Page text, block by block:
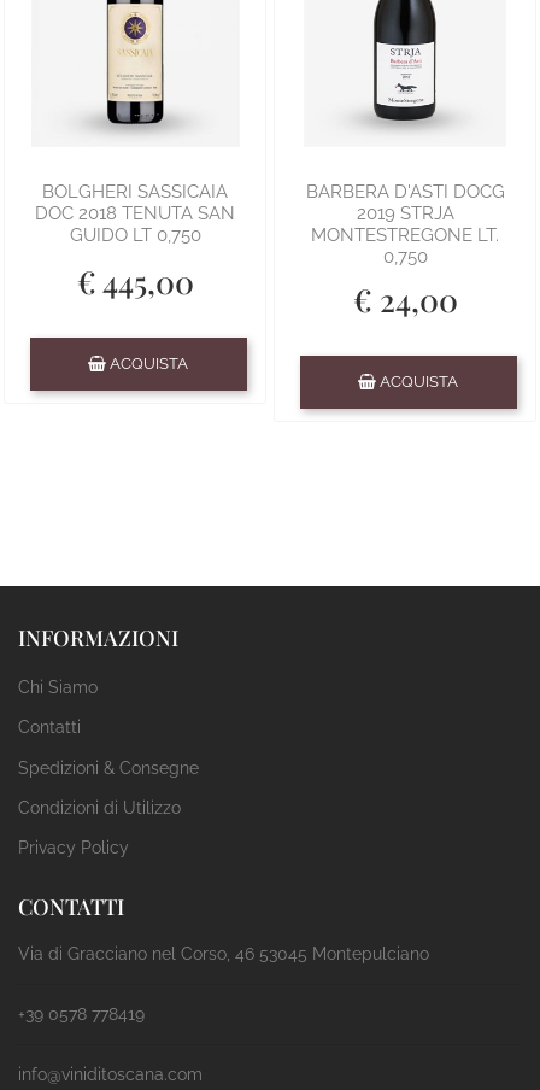
BOLGHERI SASSICAIA
DOC 2018 TENUTA SAN
GUIDO LT 0,750
€ 445,00
ACQUISTA
BARBERA D'ASTI DOCG
2019 STRJA
MONTESTREGONE LT.
0,750
€ 24,00
ACQUISTA
INFORMAZIONI
Chi Siamo
Contatti
Spedizioni & Consegne
Condizioni di Utilizzo
Privacy Policy
CONTATTI
Via di Gracciano nel Corso, 46 53045 Montepulciano
+39 0578 778419
info@viniditoscana.com